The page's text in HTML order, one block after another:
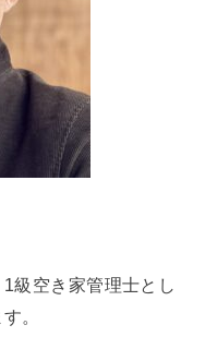
級空き家管理士とし
。